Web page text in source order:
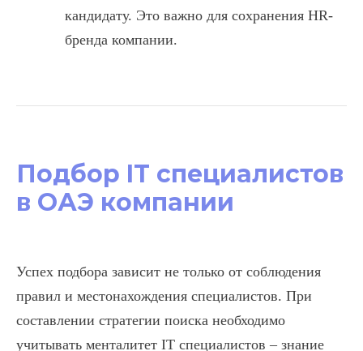
кандидату. Это важно для сохранения HR-
бренда компании.
Подбор IT специалистов
в ОАЭ компании
Успех подбора зависит не только от соблюдения
правил и местонахождения специалистов. При
составлении стратегии поиска необходимо
учитывать менталитет IT специалистов – знание